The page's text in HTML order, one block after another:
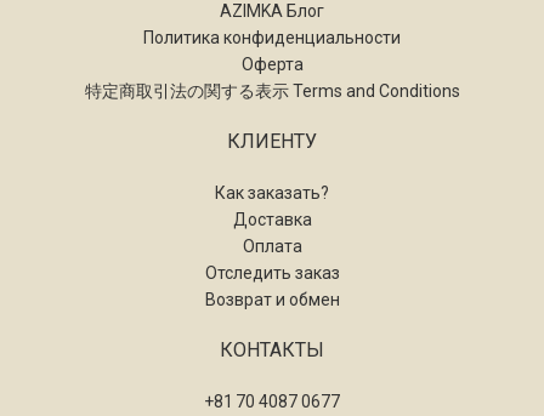
AZIMKA Блог
Политика конфиденциальности
Оферта
特定商取引法の関する表示 Terms and Conditions
КЛИЕНТУ
Как заказать?
Доставка
Оплата
Отследить заказ
Возврат и обмен
КОНТАКТЫ
+81 70 4087 0677